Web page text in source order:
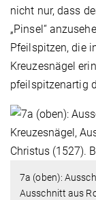
nicht nur, dass
„Pinsel“
Pfeilspitzen, die
Kreuzesnägel
pfeilspitzenartig
7a (oben):
Ausschnitt aus